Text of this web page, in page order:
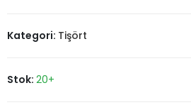
Kategori: Tişört
Stok: 20+